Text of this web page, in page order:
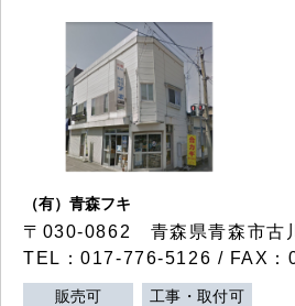
（有）青森フキ
〒030-0862 青森県青森市古
TEL：017-776-5126 / FAX：
販売可 工事・取付可